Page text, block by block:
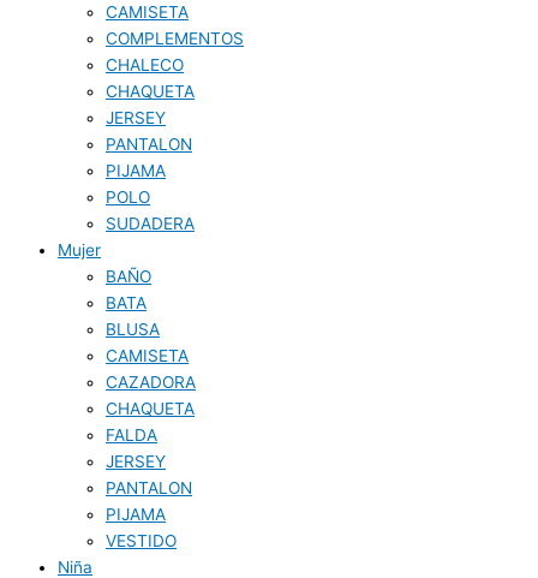
CAMISETA
COMPLEMENTOS
CHALECO
CHAQUETA
JERSEY
PANTALON
PIJAMA
POLO
SUDADERA
Mujer
BAÑO
BATA
BLUSA
CAMISETA
CAZADORA
CHAQUETA
FALDA
JERSEY
PANTALON
PIJAMA
VESTIDO
Niña